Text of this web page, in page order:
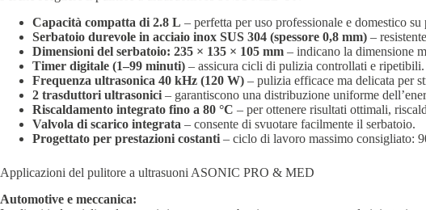
Capacità compatta di 2.8 L – perfetta per uso professionale e domestico su
Serbatoio durevole in acciaio inox SUS 304 (spessore 0,8 mm) –
Dimensioni del serbatoio: 235 × 135 × 105 mm – indicano la dimensione
Timer digitale (1–99 minuti) – assicura cicli di pulizia controllati e ripetibili.
Frequenza ultrasonica 40 kHz (120 W) – pulizia efficace ma delicata per
2 trasduttori ultrasonici – garantiscono una distribuzione uniforme
Riscaldamento integrato fino a 80 °C – per ottenere risultati ottimali,
Valvola di scarico integrata – consente di svuotare facilmente il serbatoio.
Progettato per prestazioni costanti – ciclo di lavoro massimo consigliato:
Applicazioni del pulitore a ultrasuoni ASONIC PRO & MED
Automotive e meccanica: